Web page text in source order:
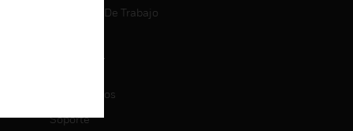
Búsqueda De Trabajo
CONTACT
Contáctenos
Soporte